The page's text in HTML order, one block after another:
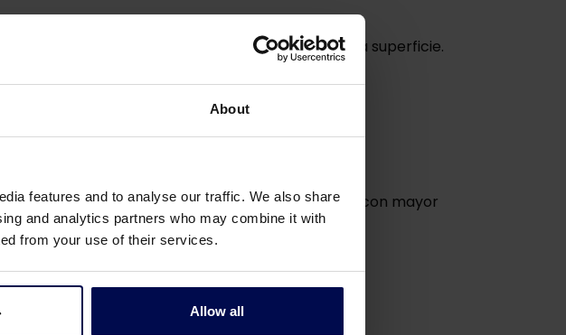
About
features and to analyse our traffic. We also share
and analytics partners who may combine it with
from your use of their services.
Allow all
agua y deposita los sólidos compactados en la superficie.
dientes de la criba pueden recoger los sólidos con mayor